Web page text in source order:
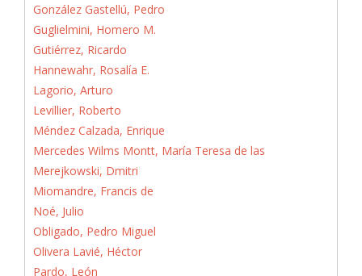
González Gastellú, Pedro
Guglielmini, Homero M.
Gutiérrez, Ricardo
Hannewahr, Rosalía E.
Lagorio, Arturo
Levillier, Roberto
Méndez Calzada, Enrique
Mercedes Wilms Montt, María Teresa de las
Merejkowski, Dmitri
Miomandre, Francis de
Noé, Julio
Obligado, Pedro Miguel
Olivera Lavié, Héctor
Pardo, León